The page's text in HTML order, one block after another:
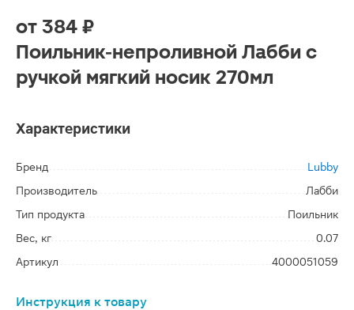
от 384 ₽
Поильник-непроливной Лабби с
ручкой мягкий носик 270мл
Характеристики
Бренд
Lubby
Производитель
Лабби
Тип продукта
Поильник
Вес, кг
0.07
Артикул
4000051059
Инструкция к товару